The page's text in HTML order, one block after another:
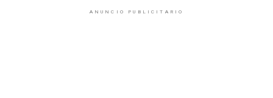
ANUNCIO PUBLICITARIO